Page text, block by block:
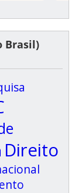
Brasil)
Direito